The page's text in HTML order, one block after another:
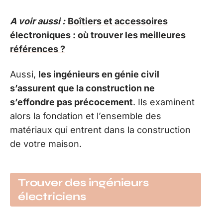
A voir aussi : Boîtiers et accessoires
électroniques : où trouver les meilleures
références ?
Aussi, les ingénieurs en génie civil
s’assurent que la construction ne
s’effondre pas précocement. Ils examinent
alors la fondation et l’ensemble des
matériaux qui entrent dans la construction
de votre maison.
Trouver des ingénieurs
électriciens